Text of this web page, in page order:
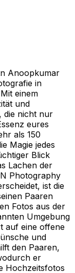
Anoopkumar
in
einem
und
die nicht nur
eures
als 150
Magie jedes
Blick
Lachen der
Photography
ist die
Paaren
Fotos aus der
Umgebung
auf eine offene
und
den Paaren,
er
Hochzeitsfotos